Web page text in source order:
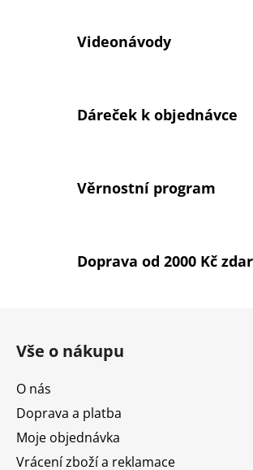
p
y
i
Videonávody
Dáreček k objednávce
Věrnostní program
Doprava od 2000 Kč
Vše o nákupu
O nás
Doprava a platba
Moje objednávka
Vrácení zboží a reklamace